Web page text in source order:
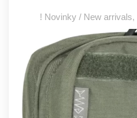
! Novinky / New arrivals,